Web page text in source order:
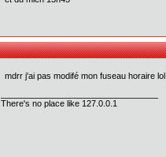
mdrr j'ai pas modifé mon fuseau horaire
There's no place like 127.0.0.1